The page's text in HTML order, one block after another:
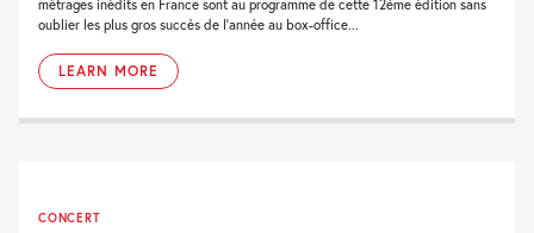
métrages inédits en France sont au programme de cette 12ème édition sans
oublier les plus gros succès de l'année au box-office...
LEARN MORE
CONCERT